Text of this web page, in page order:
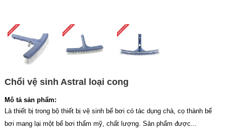
Chổi vệ sinh Astral loại cong
Mô tả sản phẩm:
Là thiết bị trong bộ thiết bị vệ sinh bể bơi có tác dụng chà, cọ thành bể
bơi mang lại một bể bơi thẩm mỹ, chất lượng. Sản phẩm được...